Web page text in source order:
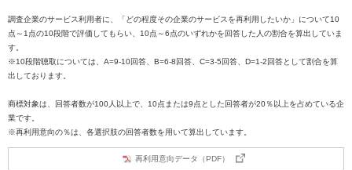
調査企業のサービス利用者に、「どの程度その企業のサービスを再利用したいか」について10
点～1点の10段階で評価してもらい、10点～6点のいずれかを回答した人の割合を算出していま
す。
※10段階聴取については、A=9-10回答、B=6-8回答、C=3-5回答、D=1-2回答として割合を算
出しております。
商標対象は、回答者数が100人以上で、10点または9点とした回答者が20％以上を占めている企
業です。
※再利用意向の％は、各選択肢の回答者数を用いて算出しています。
再利用意向データ（PDF）